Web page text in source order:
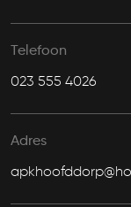
Telefoon
023 555 4026
Adres